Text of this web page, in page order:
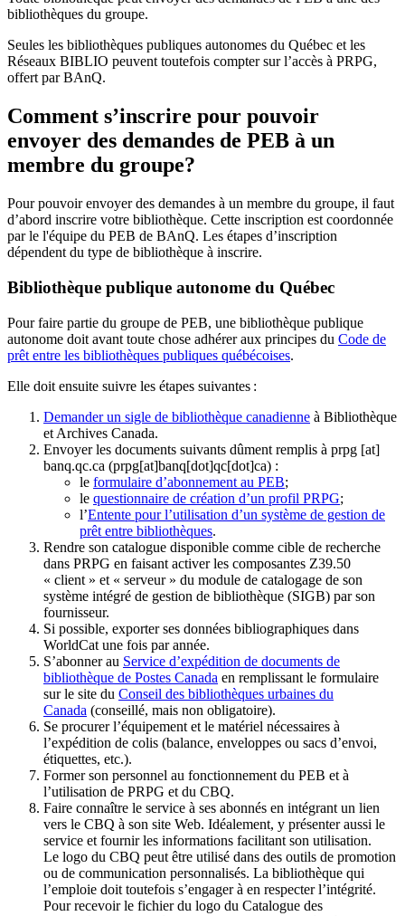
bibliothèques du groupe.
Seules les bibliothèques publiques autonomes du Québec et les
Réseaux BIBLIO peuvent toutefois compter sur l’accès à PRPG,
offert par BAnQ.
Comment s’inscrire pour pouvoir
envoyer des demandes de PEB à un
membre du groupe?
Pour pouvoir envoyer des demandes à un membre du groupe, il faut
d’abord inscrire votre bibliothèque. Cette inscription est coordonnée
par le l'équipe du PEB de BAnQ. Les étapes d’inscription
dépendent du type de bibliothèque à inscrire.
Bibliothèque publique autonome du Québec
Pour faire partie du groupe de PEB, une bibliothèque publique
autonome doit avant toute chose adhérer aux principes du Code de
prêt entre les bibliothèques publiques québécoises.
Elle doit ensuite suivre les étapes suivantes :
Demander un sigle de bibliothèque canadienne à Bibliothèque
et Archives Canada.
Envoyer les documents suivants dûment remplis à prpg [at]
banq.qc.ca (prpg[at]banq[dot]qc[dot]ca) :
le formulaire d’abonnement au PEB;
le questionnaire de création d’un profil PRPG;
l’Entente pour l’utilisation d’un système de gestion de
prêt entre bibliothèques.
Rendre son catalogue disponible comme cible de recherche
dans PRPG en faisant activer les composantes Z39.50
« client » et « serveur » du module de catalogage de son
système intégré de gestion de bibliothèque (SIGB) par son
fournisseur.
Si possible, exporter ses données bibliographiques dans
WorldCat une fois par année.
S’abonner au Service d’expédition de documents de
bibliothèque de Postes Canada en remplissant le formulaire
sur le site du Conseil des bibliothèques urbaines du
Canada (conseillé, mais non obligatoire).
Se procurer l’équipement et le matériel nécessaires à
l’expédition de colis (balance, enveloppes ou sacs d’envoi,
étiquettes, etc.).
Former son personnel au fonctionnement du PEB et à
l’utilisation de PRPG et du CBQ.
Faire connaître le service à ses abonnés en intégrant un lien
vers le CBQ à son site Web. Idéalement, y présenter aussi le
service et fournir les informations facilitant son utilisation.
Le logo du CBQ peut être utilisé dans des outils de promotion
ou de communication personnalisés. La bibliothèque qui
l’emploie doit toutefois s’engager à en respecter l’intégrité.
Pour recevoir le fichier du logo du Catalogue des